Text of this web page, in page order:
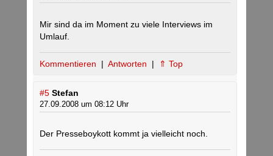
Mir sind da im Moment zu viele Interviews im
Umlauf.
Kommentieren | Antworten | ⇑ Top
#5 Stefan
27.09.2008 um 08:12 Uhr
Der Presseboykott kommt ja vielleicht noch.